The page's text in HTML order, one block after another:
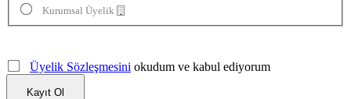
Kurumsal Üyelik
Üyelik Sözleşmesini okudum ve kabul ediyorum
Kayıt Ol